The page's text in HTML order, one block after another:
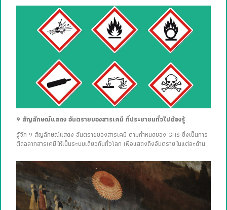
9 สัญลักษณ์แสดง อันตรายของสารเคมี ที่ประชาชนทั่วไปต้องรู้
รู้จัก 9 สัญลักษณ์แสดง อันตรายของสารเคมี ตามกำหนดของ GHS ซึ่งเป็นการ
ติดฉลากสารเคมีให้เป็นระบบเดียวกันทั่วโลก เพื่อแสดงถึงอันตรายในแต่ละด้าน